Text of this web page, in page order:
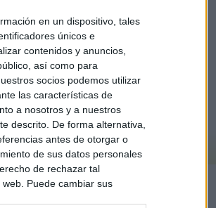
en un dispositivo, tales
únicos e
contenidos y anuncios,
así como para
socios podemos utilizar
las características de
a nosotros y a nuestros
descrito. De forma alternativa,
antes de otorgar o
de sus datos personales
de rechazar tal
Puede cambiar sus